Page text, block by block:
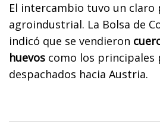
El intercambio tuvo un claro
agroindustrial. La Bolsa de
indicó que se vendieron
huevos como los principales
despachados hacia Austria.